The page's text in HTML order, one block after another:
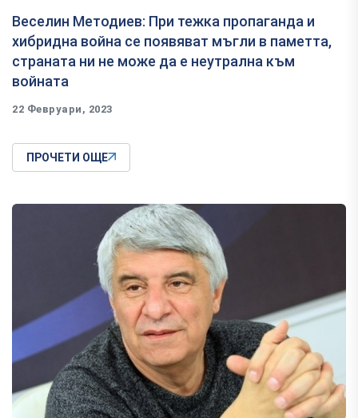
Веселин Методиев: При тежка пропаганда и
хибридна война се появяват мъгли в паметта,
страната ни не може да е неутрална към
войната
22 Февруари, 2023
ПРОЧЕТИ ОЩЕ